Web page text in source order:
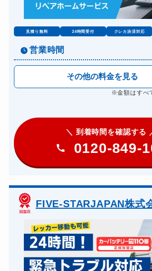
見積り無料 24時間受付 クレカ決済対応
営業時間
その他の料金を見る
※金額はすべ
＼ 到着時間を確認する
0120-849-
FIVE-STARJAPAN株式